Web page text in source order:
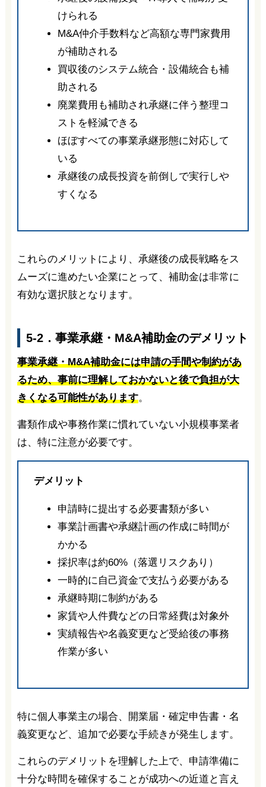
けられる
M&A仲介手数料など高額な専門家費用
が補助される
買収後のシステム統合・設備統合も補
助される
廃業費用も補助され承継に伴う整理コ
ストを軽減できる
ほぼすべての事業承継形態に対応して
いる
承継後の成長投資を前倒しで実行しや
すくなる
これらのメリットにより、承継後の成長戦略をス
ムーズに進めたい企業にとって、補助金は非常に
有効な選択肢となります。
5-2．事業承継・M&A補助金のデメリット
事業承継・M&A補助金には申請の手間や制約があ
るため、事前に理解しておかないと後で負担が大
きくなる可能性があります。
書類作成や事務作業に慣れていない小規模事業者
は、特に注意が必要です。
デメリット
申請時に提出する必要書類が多い
事業計画書や承継計画の作成に時間が
かかる
採択率は約60%（落選リスクあり）
一時的に自己資金で支払う必要がある
承継時期に制約がある
家賃や人件費などの日常経費は対象外
実績報告や名義変更など受給後の事務
作業が多い
特に個人事業主の場合、開業届・確定申告書・名
義変更など、追加で必要な手続きが発生します。
これらのデメリットを理解した上で、申請準備に
十分な時間を確保することが成功への近道と言え